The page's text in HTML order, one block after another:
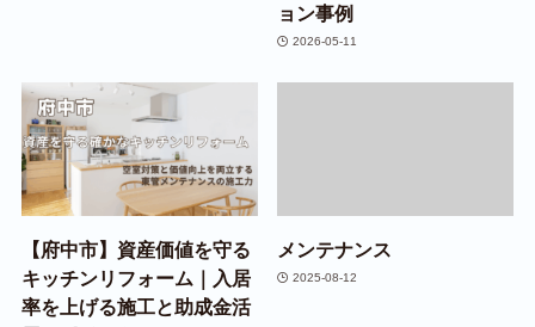
ョン事例
2026-05-11
【府中市】資産価値を守る
キッチンリフォーム｜入居
率を上げる施工と助成金活
メンテナンス
2025-08-12